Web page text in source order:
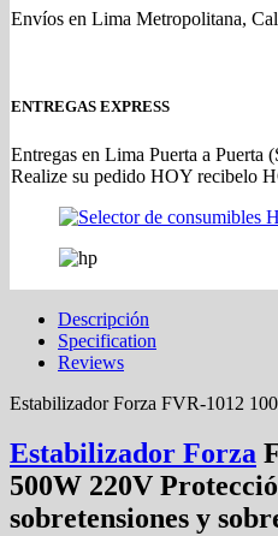
Envíos en Lima Metropolitana,
ENTREGAS EXPRESS
Entregas en Lima Puerta a Puerta
Realize su pedido HOY recibelo
Descripción
Specification
Reviews
Estabilizador Forza FVR-1012
Estabilizador Forza
500W 220V
sobretensiones y